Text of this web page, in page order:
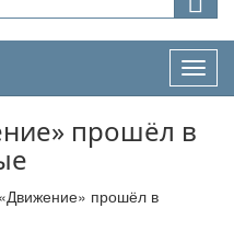
прошёл в
прошёл в